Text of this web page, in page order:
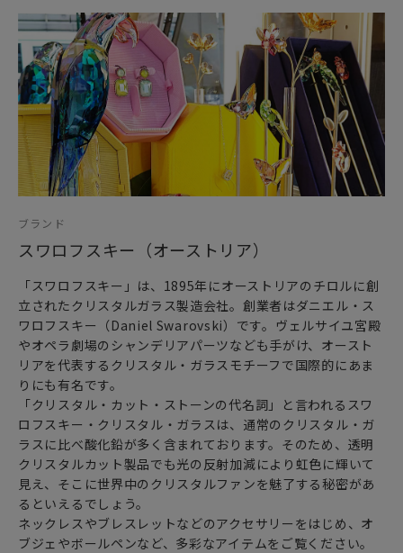
ブランド
スワロフスキー（オーストリア）
「スワロフスキー」は、1895年にオーストリアのチロルに創
立されたクリスタルガラス製造会社。創業者はダニエル・ス
ワロフスキー（Daniel Swarovski）です。ヴェルサイユ宮殿
やオペラ劇場のシャンデリアパーツなども手がけ、オースト
リアを代表するクリスタル・ガラスモチーフで国際的にあま
りにも有名です。
「クリスタル・カット・ストーンの代名詞」と言われるスワ
ロフスキー・クリスタル・ガラスは、通常のクリスタル・ガ
ラスに比べ酸化鉛が多く含まれております。そのため、透明
クリスタルカット製品でも光の反射加減により虹色に輝いて
見え、そこに世界中のクリスタルファンを魅了する秘密があ
るといえるでしょう。
ネックレスやブレスレットなどのアクセサリーをはじめ、オ
ブジェやボールペンなど、多彩なアイテムをご覧ください。